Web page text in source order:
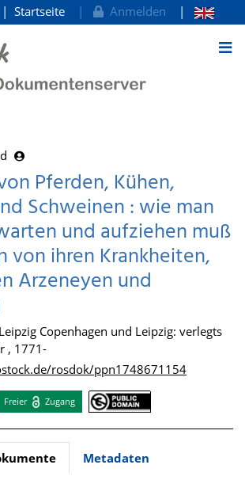
Startseite Anmelden
Pferden, Kühen,
Schweinen : wie man
und aufziehen muß
von ihren Krankheiten,
Arzeneyen und
Copenhagen und Leipzig: verlegts
, 1771-
rosdok/ppn1748671154
Freier Zugang
Metadaten